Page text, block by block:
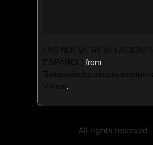
LAS NUEVE
ESPAÑOL) from
Vimeo.
All rights reserved